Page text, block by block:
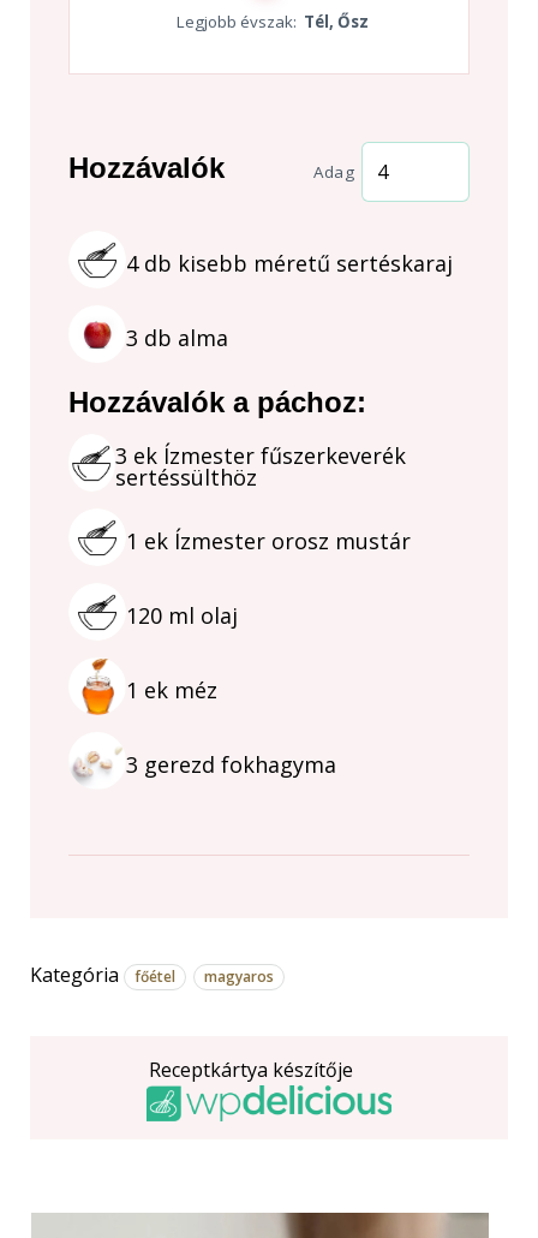
Legjobb évszak: Tél, Ősz
Hozzávalók Adag
4 db kisebb méretű sertéskaraj
3 db alma
Hozzávalók a páchoz:
3 ekÍzmester fűszerkeverék
sertéssülthöz
1 ek Ízmester orosz mustár
120 ml olaj
1 ek méz
3 gerezd fokhagyma
Kategória főétel magyaros
Receptkártya készítője